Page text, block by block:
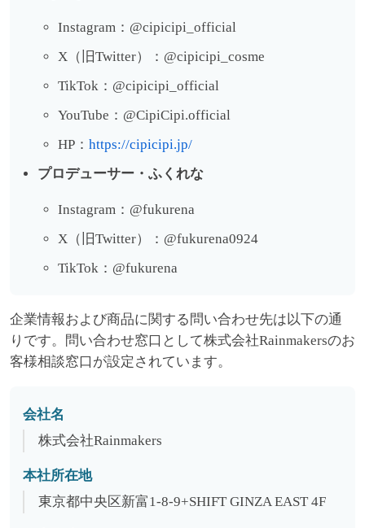
Instagram：@cipicipi_official
X（旧Twitter）：@cipicipi_cosme
TikTok：@cipicipi_official
YouTube：@CipiCipi.official
HP： https://cipicipi.jp/
プロデューサー・ふくれな
Instagram：@fukurena
X（旧Twitter）：@fukurena0924
TikTok：@fukurena
企業情報および商品に関する問い合わせ先は以下の通
りです。問い合わせ窓口として株式会社Rainmakersのお
客様相談窓口が設定されています。
会社名
株式会社Rainmakers
本社所在地
東京都中央区新富1-8-9+SHIFT GINZA EAST 4F